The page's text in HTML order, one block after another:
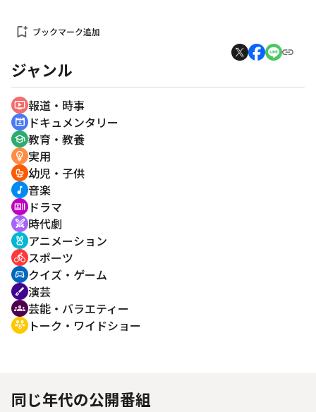
bookmark_add ブックマーク追加
ジャンル
ondemand_video 報道・時事
cinematic_blur ドキュメンタリー
school 教育・教養
emoji_objects 実用
crib 幼児・子供
music_note 音楽
recent_actors ドラマ
swords 時代劇
cruelty_free アニメーション
directions_bike スポーツ
sports_esports クイズ・ゲーム
brush 演芸
groups 芸能・バラエティー
adaptive_audio_mic トーク・ワイドショー
同じ年代の公開番組